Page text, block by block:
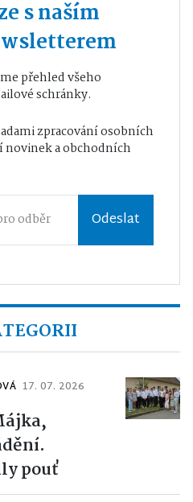
s naším
přehled všeho
schránky.
zpracování osobních
novinek a obchodních
Odeslat
17. 07. 2026
pouť